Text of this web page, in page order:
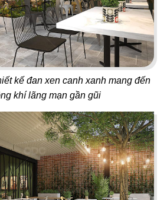
kế đan xen canh xanh mang đến
khí lãng mạn gần gũi
12
MASHA & THE BEAR
Buffet
14
CK PIZZA
Nhà hàng Âu